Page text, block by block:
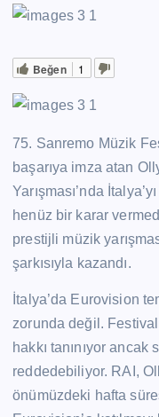
Beğen 1
75. Sanremo Müzik
başarıya imza atan
Yarışması’nda
henüz bir karar
prestijli müzik
şarkısıyla kazandı.
İtalya’da Eurovision
zorunda değil.
hakkı tanınıyor
reddedebiliyor. RAI,
önümüzdeki hafta